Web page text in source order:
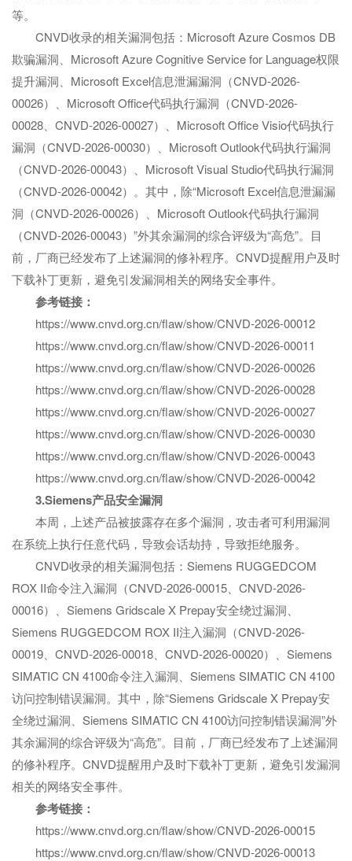
等。
CNVD收录的相关漏洞包括：Microsoft Azure Cosmos DB
欺骗漏洞、Microsoft Azure Cognitive Service for Language权限
提升漏洞、Microsoft Excel信息泄漏漏洞（CNVD-2026-
00026）、Microsoft Office代码执行漏洞（CNVD-2026-
00028、CNVD-2026-00027）、Microsoft Office Visio代码执行
漏洞（CNVD-2026-00030）、Microsoft Outlook代码执行漏洞
（CNVD-2026-00043）、Microsoft Visual Studio代码执行漏洞
（CNVD-2026-00042）。其中，除“Microsoft Excel信息泄漏漏
洞（CNVD-2026-00026）、Microsoft Outlook代码执行漏洞
（CNVD-2026-00043）”外其余漏洞的综合评级为“高危”。目
前，厂商已经发布了上述漏洞的修补程序。CNVD提醒用户及时
下载补丁更新，避免引发漏洞相关的网络安全事件。
参考链接：
https://www.cnvd.org.cn/flaw/show/CNVD-2026-00012
https://www.cnvd.org.cn/flaw/show/CNVD-2026-00011
https://www.cnvd.org.cn/flaw/show/CNVD-2026-00026
https://www.cnvd.org.cn/flaw/show/CNVD-2026-00028
https://www.cnvd.org.cn/flaw/show/CNVD-2026-00027
https://www.cnvd.org.cn/flaw/show/CNVD-2026-00030
https://www.cnvd.org.cn/flaw/show/CNVD-2026-00043
https://www.cnvd.org.cn/flaw/show/CNVD-2026-00042
3.Siemens产品安全漏洞
本周，上述产品被披露存在多个漏洞，攻击者可利用漏洞
在系统上执行任意代码，导致会话劫持，导致拒绝服务。
CNVD收录的相关漏洞包括：Siemens RUGGEDCOM
ROX II命令注入漏洞（CNVD-2026-00015、CNVD-2026-
00016）、Siemens Gridscale X Prepay安全绕过漏洞、
Siemens RUGGEDCOM ROX II注入漏洞（CNVD-2026-
00019、CNVD-2026-00018、CNVD-2026-00020）、Siemens
SIMATIC CN 4100命令注入漏洞、Siemens SIMATIC CN 4100
访问控制错误漏洞。其中，除“Siemens Gridscale X Prepay安
全绕过漏洞、Siemens SIMATIC CN 4100访问控制错误漏洞”外
其余漏洞的综合评级为“高危”。目前，厂商已经发布了上述漏洞
的修补程序。CNVD提醒用户及时下载补丁更新，避免引发漏洞
相关的网络安全事件。
参考链接：
https://www.cnvd.org.cn/flaw/show/CNVD-2026-00015
https://www.cnvd.org.cn/flaw/show/CNVD-2026-00013